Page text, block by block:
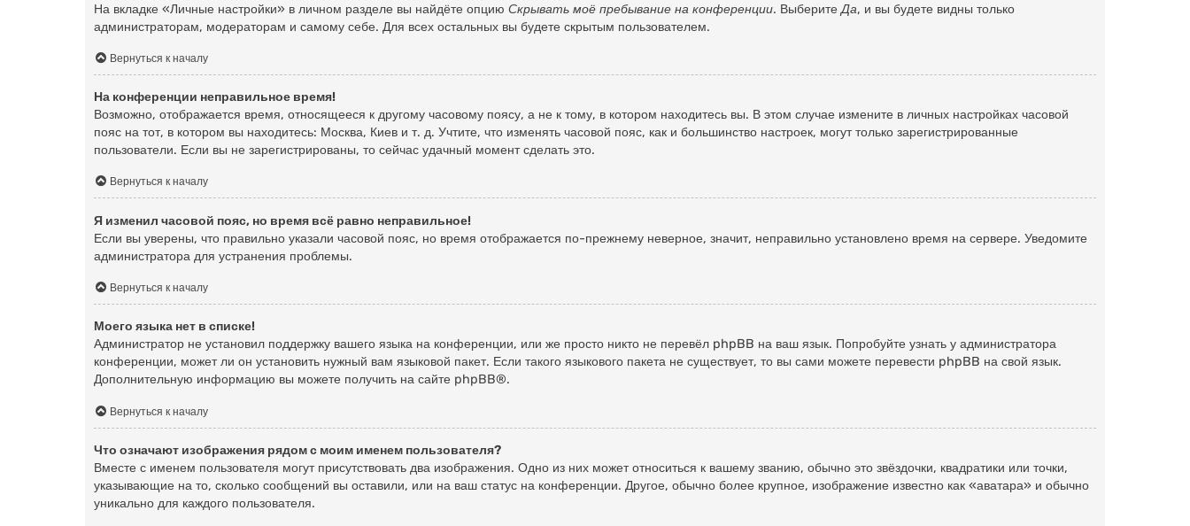
На вкладке «Личные настройки» в личном разделе вы найдёте опцию Скрывать моё пребывание на конференции. ВыберитеДа, и вы будете видны только
администраторам, модераторам и самому себе. Для всех остальных вы будете скрытым пользователем.
Вернуться к началу
На конференции неправильное время!
Возможно, отображается время, относящееся к другому часовому поясу, а не к тому, в котором находитесь вы. В этом случае измените в личных настройках часовой
пояс на тот, в котором вы находитесь: Москва, Киев и т. д. Учтите, что изменять часовой пояс, как и большинство настроек, могут только зарегистрированные
пользователи. Если вы не зарегистрированы, то сейчас удачный момент сделать это.
Вернуться к началу
Я изменил часовой пояс, но время всё равно неправильное!
Если вы уверены, что правильно указали часовой пояс, но время отображается по-прежнему неверное, значит, неправильно установлено время на сервере. Уведомите
администратора для устранения проблемы.
Вернуться к началу
Моего языка нет в списке!
Администратор не установил поддержку вашего языка на конференции, или же просто никто не перевёл phpBB на ваш язык. Попробуйте узнать у администратора
конференции, может ли он установить нужный вам языковой пакет. Если такого языкового пакета не существует, то вы сами можете перевести phpBB на свой язык.
Дополнительную информацию вы можете получить на сайте phpBB®.
Вернуться к началу
Что означают изображения рядом с моим именем пользователя?
Вместе с именем пользователя могут присутствовать два изображения. Одно из них может относиться к вашему званию, обычно это звёздочки, квадратики или точки,
указывающие на то, сколько сообщений вы оставили, или на ваш статус на конференции. Другое, обычно более крупное, изображение известно как «аватара» и обычно
уникально для каждого пользователя.